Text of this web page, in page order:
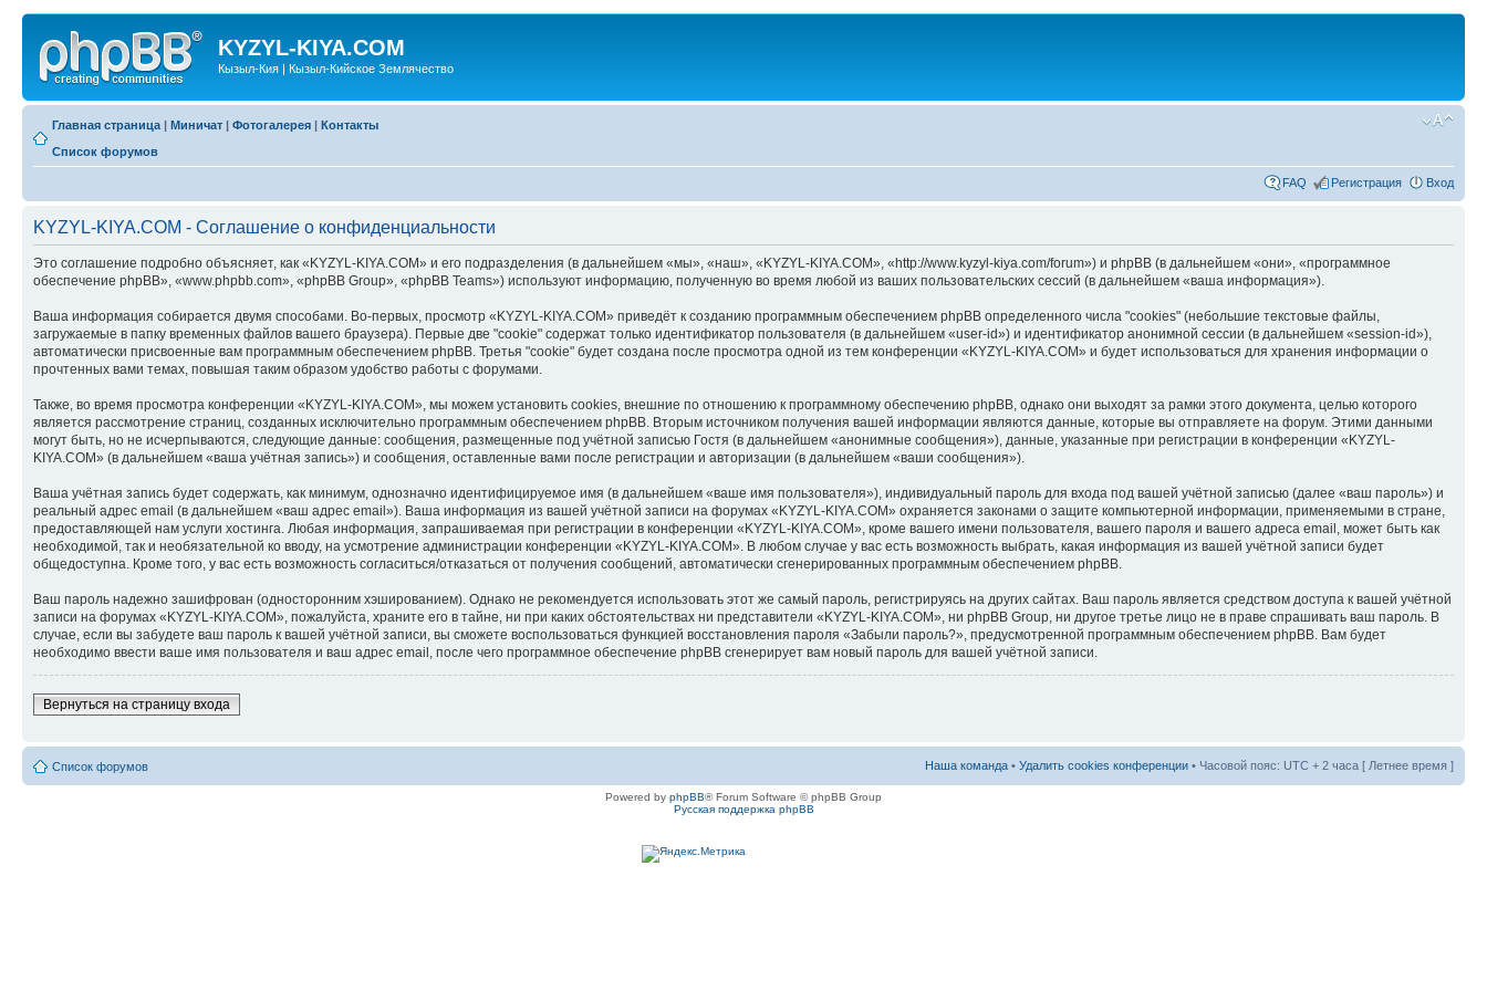
KYZYL-KIYA.COM
Кызыл-Кия | Кызыл-Кийское Землячество
Главная страница | Миничат | Фотогалерея | Контакты
Список форумов
FAQ Регистрация Вход
KYZYL-KIYA.COM - Соглашение о конфиденциальности
Это соглашение подробно объясняет, как «KYZYL-KIYA.COM» и его подразделения (в дальнейшем «мы», «наш», «KYZYL-KIYA.COM», «http://www.kyzyl-kiya.com/forum») и phpBB (в дальнейшем «они», «программное
обеспечение phpBB», «www.phpbb.com», «phpBB Group», «phpBB Teams») используют информацию, полученную во время любой из ваших пользовательских сессий (в дальнейшем «ваша информация»).
Ваша информация собирается двумя способами. Во-первых, просмотр «KYZYL-KIYA.COM» приведёт к созданию программным обеспечением phpBB определенного числа "cookies" (небольшие текстовые файлы,
загружаемые в папку временных файлов вашего браузера). Первые две "cookie" содержат только идентификатор пользователя (в дальнейшем «user-id») и идентификатор анонимной сессии (в дальнейшем «session-id»),
автоматически присвоенные вам программным обеспечением phpBB. Третья "cookie" будет создана после просмотра одной из тем конференции «KYZYL-KIYA.COM» и будет использоваться для хранения информации о
прочтенных вами темах, повышая таким образом удобство работы с форумами.
Также, во время просмотра конференции «KYZYL-KIYA.COM», мы можем установить cookies, внешние по отношению к программному обеспечению phpBB, однако они выходят за рамки этого документа, целью которого
является рассмотрение страниц, созданных исключительно программным обеспечением phpBB. Вторым источником получения вашей информации являются данные, которые вы отправляете на форум. Этими данными
могут быть, но не исчерпываются, следующие данные: сообщения, размещенные под учётной записью Гостя (в дальнейшем «анонимные сообщения»), данные, указанные при регистрации в конференции «KYZYL-
KIYA.COM» (в дальнейшем «ваша учётная запись») и сообщения, оставленные вами после регистрации и авторизации (в дальнейшем «ваши сообщения»).
Ваша учётная запись будет содержать, как минимум, однозначно идентифицируемое имя (в дальнейшем «ваше имя пользователя»), индивидуальный пароль для входа под вашей учётной записью (далее «ваш пароль») и
реальный адрес email (в дальнейшем «ваш адрес email»). Ваша информация из вашей учётной записи на форумах «KYZYL-KIYA.COM» охраняется законами о защите компьютерной информации, применяемыми в стране,
предоставляющей нам услуги хостинга. Любая информация, запрашиваемая при регистрации в конференции «KYZYL-KIYA.COM», кроме вашего имени пользователя, вашего пароля и вашего адреса email, может быть как
необходимой, так и необязательной ко вводу, на усмотрение администрации конференции «KYZYL-KIYA.COM». В любом случае у вас есть возможность выбрать, какая информация из вашей учётной записи будет
общедоступна. Кроме того, у вас есть возможность согласиться/отказаться от получения сообщений, автоматически сгенерированных программным обеспечением phpBB.
Ваш пароль надежно зашифрован (односторонним хэшированием). Однако не рекомендуется использовать этот же самый пароль, регистрируясь на других сайтах. Ваш пароль является средством доступа к вашей учётной
записи на форумах «KYZYL-KIYA.COM», пожалуйста, храните его в тайне, ни при каких обстоятельствах ни представители «KYZYL-KIYA.COM», ни phpBB Group, ни другое третье лицо не в праве спрашивать ваш пароль. В
случае, если вы забудете ваш пароль к вашей учётной записи, вы сможете воспользоваться функцией восстановления пароля «Забыли пароль?», предусмотренной программным обеспечением phpBB. Вам будет
необходимо ввести ваше имя пользователя и ваш адрес email, после чего программное обеспечение phpBB сгенерирует вам новый пароль для вашей учётной записи.
Вернуться на страницу входа
Список форумов Наша команда • Удалить cookies конференции • Часовой пояс: UTC + 2 часа [ Летнее время ]
Powered by phpBB® Forum Software © phpBB Group
Русская поддержка phpBB